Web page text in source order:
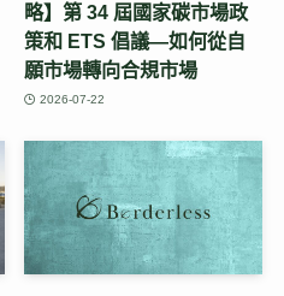
略】第 34 屆國家碳市場政
策和 ETS 倡議—如何從自
願市場轉向合規市場
2026-07-22